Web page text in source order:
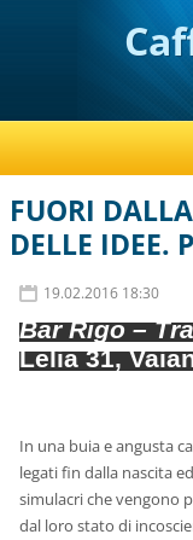
FUORI
DELLE IDEE.
19.02.2016 18:30
Bar Rigo –
Lelia 31,
In una buia e angusta
legati fin dalla nascita
simulacri che vengono
dal loro stato di